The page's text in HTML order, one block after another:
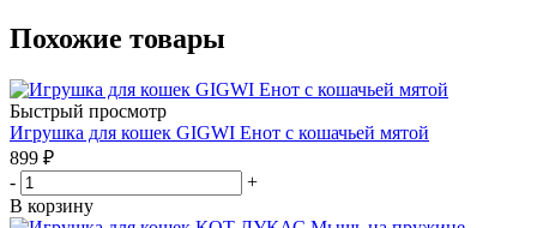
Похожие товары
Быстрый просмотр
Игрушка для кошек GIGWI Енот с кошачьей мятой
899 ₽
-
+
В корзину